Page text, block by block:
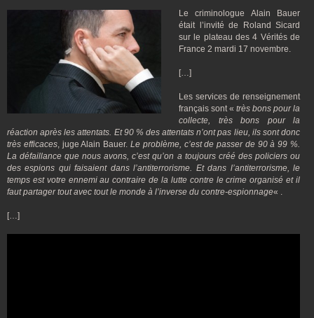
Le criminologue Alain Bauer
était l’invité de Roland Sicard
sur le plateau des 4 Vérités de
France 2 mardi 17 novembre.
[…]
Les services de renseignement
français sont « très bons pour la
collecte, très bons pour la
réaction après les attentats. Et 90 % des attentats n’ont pas lieu, ils sont donc
très efficaces, juge Alain Bauer. Le problème, c’est de passer de 90 à 99 %.
La défaillance que nous avons, c’est qu’on a toujours créé des policiers ou
des espions qui faisaient dans l’antiterrorisme. Et dans l’antiterrorisme, le
temps est votre ennemi au contraire de la lutte contre le crime organisé et il
faut partager tout avec tout le monde à l’inverse du contre-espionnage« .
[…]